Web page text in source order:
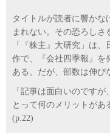
タイトルが読者に響か
まれない。その恐ろしさ
「『株主』大研究」は
作で、『会社四季報』を
ある。だが、部数は伸び
「記事は面白いのです
とって何のメリットがあ
(p.22)